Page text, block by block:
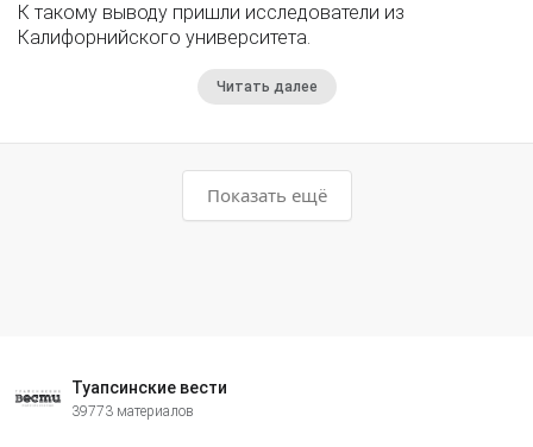
К такому выводу пришли исследователи из
Калифорнийского университета.
Читать далее
Показать ещё
Туапсинские вести
39773 материалов